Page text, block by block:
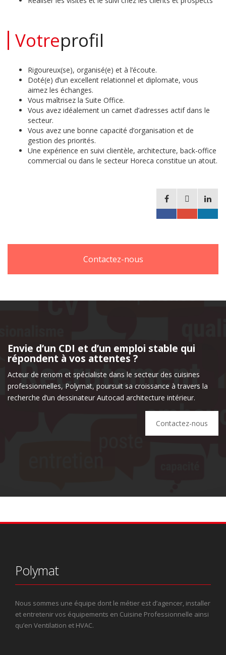
Votreprofil
Rigoureux(se), organisé(e) et à l’écoute.
Doté(e) d’un excellent relationnel et diplomate, vous
aimez les échanges.
Vous maîtrisez la Suite Office.
Vous avez idéalement un carnet d’adresses actif dans le
secteur.
Vous avez une bonne capacité d’organisation et de
gestion des priorités.
Une expérience en suivi clientèle, architecture, back-office
commercial ou dans le secteur Horeca constitue un atout.
Contactez-nous
Envie d’un CDI et d’un emploi stable qui
répondent à vos attentes ?
Acteur de renom et spécialiste dans le secteur des cuisines
professionnelles, Polymat, poursuit sa croissance à travers la
recherche d’un dessinateur Autocad architecture intérieur.
Contactez-nous
Polymat
Nous sommes une équipe dont le métier est d’agencer, installer
et entretenir vos équipements en Cuisine Professionnelle ainsi
qu’en Ventilation et HVAC.